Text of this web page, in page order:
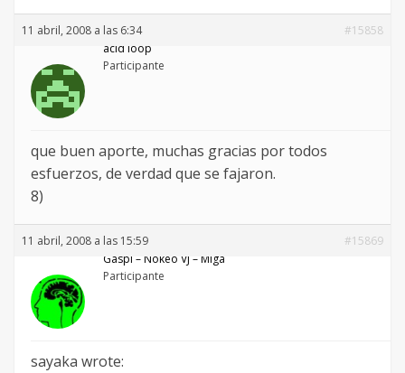
11 abril, 2008 a las 6:34
#15858
acid loop
Participante
que buen aporte, muchas gracias por todos
esfuerzos, de verdad que se fajaron.
8)
11 abril, 2008 a las 15:59
#15869
Gaspi – Nökeö VJ – Miga
Participante
sayaka wrote: